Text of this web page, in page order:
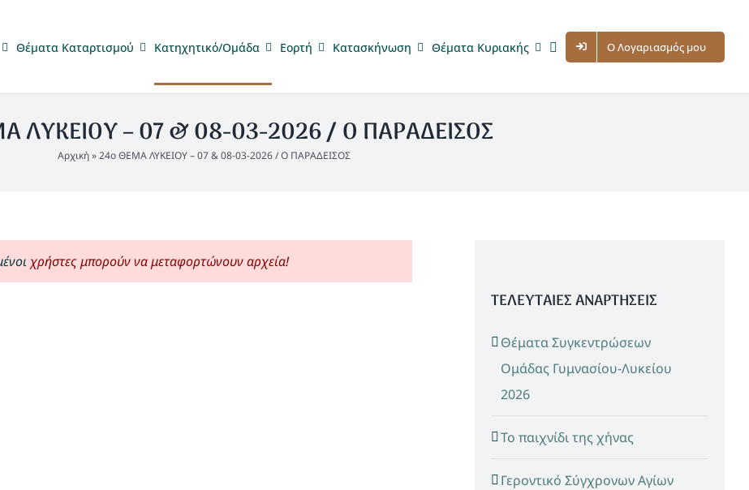
Θέματα Καταρτισμού Κατηχητικό/Ομάδα Eορτή Κατασκήνωση Θέματα Κυριακής Ο Λογαριασμός μου
ΛΥΚΕΙΟΥ – 07 & 08-03-2026 / Ο ΠΑΡΑΔΕΙΣΟΣ
Αρχική»24ο ΘΕΜΑ ΛΥΚΕΙΟΥ – 07 & 08-03-2026 / Ο ΠΑΡΑΔΕΙΣΟΣ
χρήστες μπορούν να μεταφορτώνουν αρχεία!
ΤΕΛΕΥΤΑΙΕΣ ΑΝΑΡΤΗΣΕΙΣ
Θέματα Συγκεντρώσεων
Ομάδας Γυμνασίου-Λυκείου
2026
Το παιχνίδι της χήνας
Γεροντικό Σύγχρονων Αγίων